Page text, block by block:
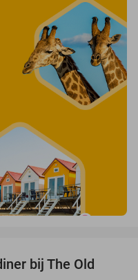
bij The Old